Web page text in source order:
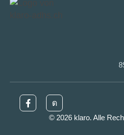
© 2026 klaro. Alle